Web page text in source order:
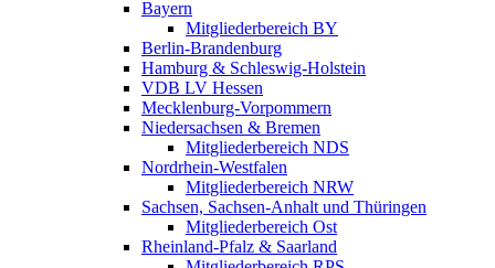
Bayern
Mitgliederbereich BY
Berlin-Brandenburg
Hamburg & Schleswig-Holstein
VDB LV Hessen
Mecklenburg-Vorpommern
Niedersachsen & Bremen
Mitgliederbereich NDS
Nordrhein-Westfalen
Mitgliederbereich NRW
Sachsen, Sachsen-Anhalt und Thüringen
Mitgliederbereich Ost
Rheinland-Pfalz & Saarland